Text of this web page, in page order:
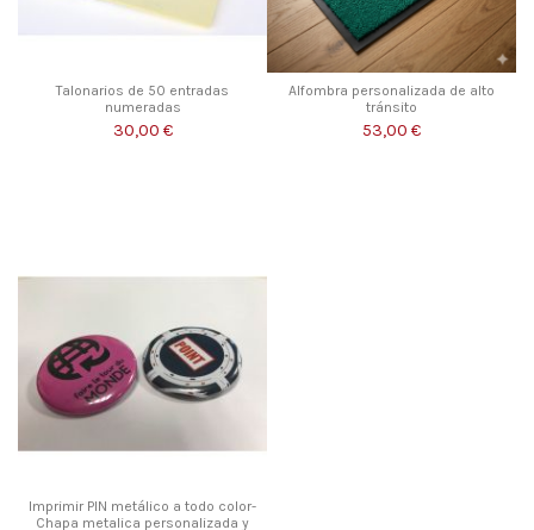
Talonarios de 50 entradas
numeradas
30,00 €
Alfombra personalizada de alto
tránsito
53,00 €
Imprimir PIN metálico a todo color-
Chapa metalica personalizada y